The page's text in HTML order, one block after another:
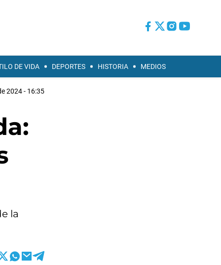
DE VIDA DEPORTES HISTORIA MEDIOS
2024 - 16:35
la